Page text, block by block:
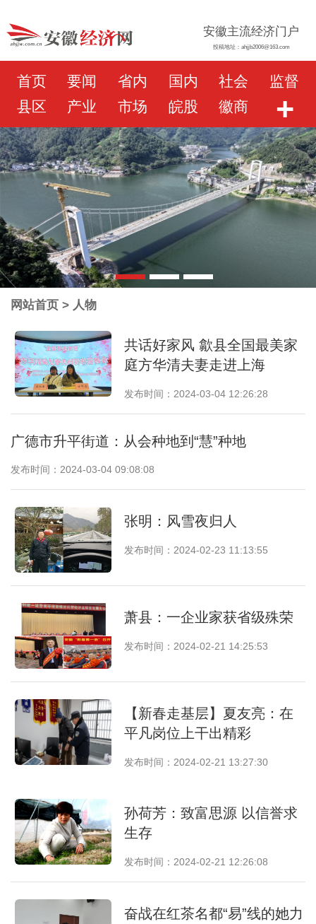
安徽主流经济门户
投稿地址：ahjjb2006@163.com
首页 要闻 省内 国内 社会
监督
县区
产业 市场 皖股 徽商 +
网站首页> 人物
共话好家风 歙县全国最美家
庭方华清夫妻走进上海
发布时间：2024-03-04 12:26:28
广德市升平街道：从会种地到“慧”种地
发布时间：2024-03-04 09:08:08
张明：风雪夜归人
发布时间：2024-02-23 11:13:55
萧县：一企业家获省级殊荣
发布时间：2024-02-21 14:25:53
【新春走基层】夏友亮：在
平凡岗位上干出精彩
发布时间：2024-02-21 13:27:30
孙荷芳：致富思源 以信誉求
生存
发布时间：2024-02-21 12:26:08
奋战在红茶名都“易”线的她力